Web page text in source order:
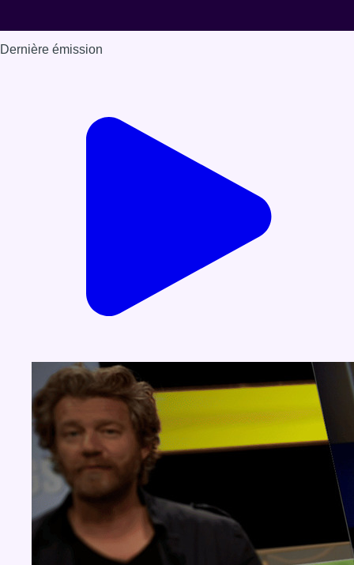
Dernière émission